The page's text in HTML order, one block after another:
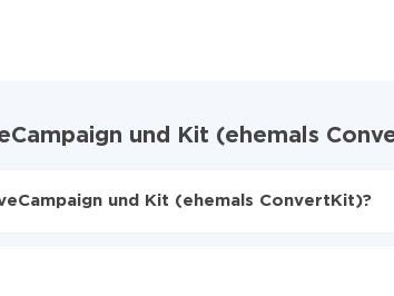
und Kit (ehemals
und Kit (ehemals ConvertKit)?